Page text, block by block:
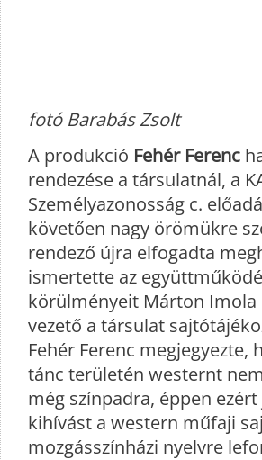
fotó Barabás Zsolt
A produkció Fehér Ferenc
rendezése a társulatnál, a
Személyazonosság c.
követően nagy örömükre
rendező újra elfogadta
ismertette az
körülményeit Márton Imola
vezető a társulat
Fehér Ferenc megjegyezte,
tánc területén westernt
még színpadra, éppen
kihívást a western műfaji
mozgásszínházi nyelvre